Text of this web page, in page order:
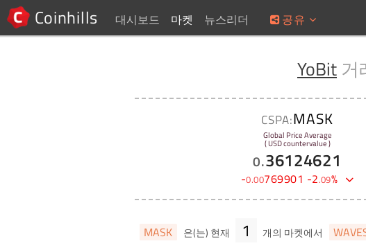
Coinhills 대시보드 마켓 뉴스리더 공유
YoBit 거
CSPA:MASK
Global Price Average
( USD countervalue )
0.36124621
-0.00769901 -2.09%
MASK 은(는) 현재 1 개의 마켓에서